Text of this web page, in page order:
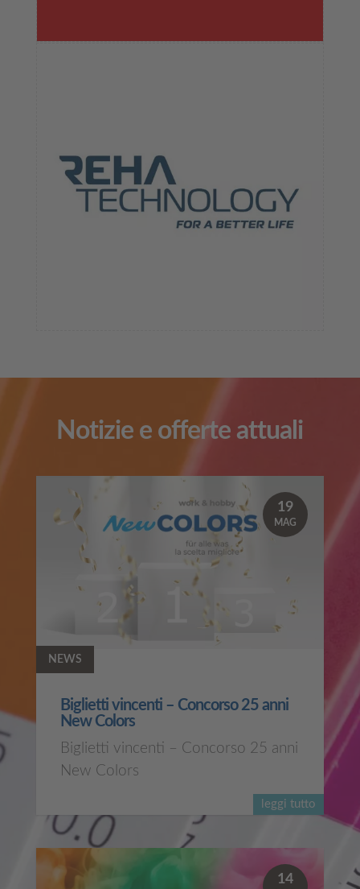
Notizie e offerte attuali
leggi tutto
Biglietti vincenti – Concorso 25 anni
New Colors
NEWS
Biglietti vincenti – Concorso 25 anni
New Colors
19
MAG
14